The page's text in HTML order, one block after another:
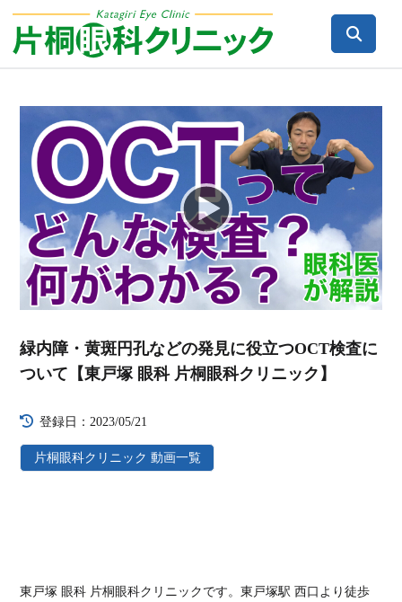
Player
緑内障・黄斑円孔などの発見に役立つOCT検査に
ついて【東戸塚 眼科 片桐眼科クリニック】
登録日：2023/05/21
片桐眼科クリニック 動画一覧
東戸塚 眼科 片桐眼科クリニックです。東戸塚駅 西口より徒歩